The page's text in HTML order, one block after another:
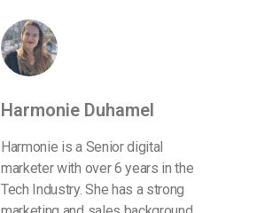
Harmonie Duhamel
Harmonie is a Senior digital
marketer with over 6 years in the
Tech Industry. She has a strong